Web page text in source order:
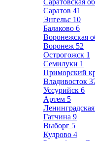
Саратовская
Саратов 41
Энгельс 10
Балаково 6
Воронежская
Воронеж 52
Острогожск 1
Семилуки 1
Приморский
Владивосток
Уссурийск 6
Артем 5
Гатчина 9
Выборг 5
Кудрово 4